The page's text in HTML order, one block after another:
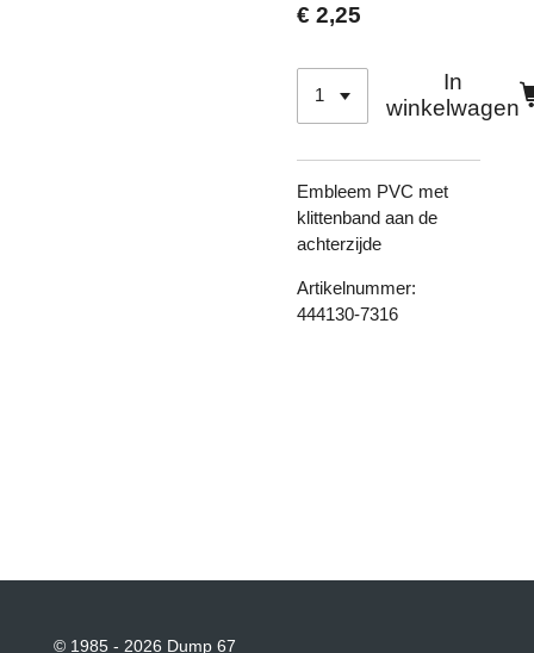
€ 2,25
In
winkelwagen
Embleem PVC met
klittenband aan de
achterzijde
Artikelnummer:
444130-7316
© 1985 - 2026 Dump 67